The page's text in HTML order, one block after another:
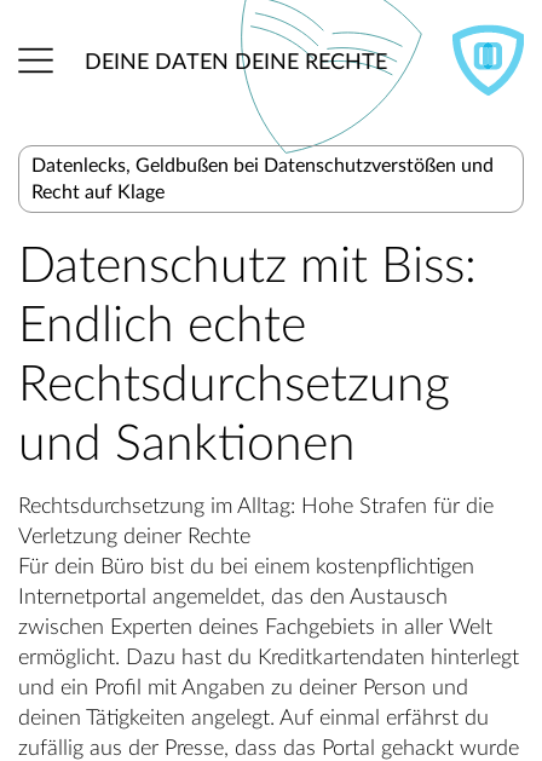
DEINE DATEN DEINE RECHTE
Datenlecks, Geldbußen bei Datenschutzverstößen und
Recht auf Klage
Datenschutz mit Biss:
Endlich echte
Rechtsdurchsetzung
und Sanktionen
Rechtsdurchsetzung im Alltag: Hohe Strafen für die
Verletzung deiner Rechte
Für dein Büro bist du bei einem kostenpflichtigen
Internetportal angemeldet, das den Austausch
zwischen Experten deines Fachgebiets in aller Welt
ermöglicht. Dazu hast du Kreditkartendaten hinterlegt
und ein Profil mit Angaben zu deiner Person und
deinen Tätigkeiten angelegt. Auf einmal erfährst du
zufällig aus der Presse, dass das Portal gehackt wurde